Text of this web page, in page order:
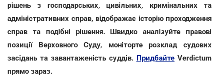
рішень з господарських, цивільних, кримінальних та
адміністративних справ, відображає історію проходження
справ та подібні рішення. Швидко аналізуйте правові
позиції Верховного Суду, моніторте розклад судових
засідань та завантаженість суддів. Придбайте Verdictum
прямо зараз.